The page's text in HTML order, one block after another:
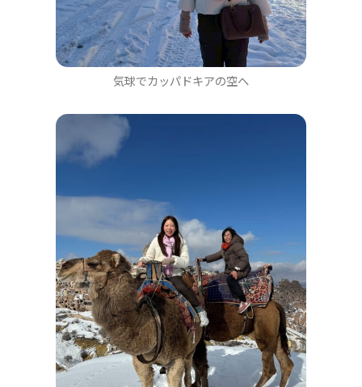
気球でカッパドキアの空へ